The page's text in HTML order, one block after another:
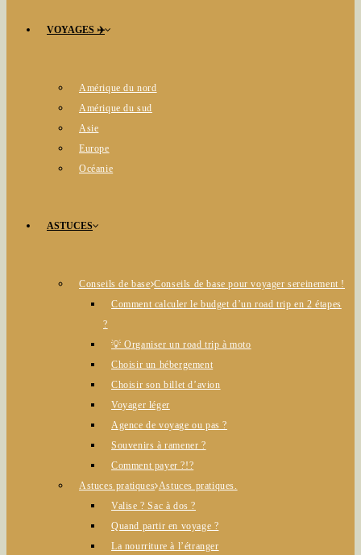
VOYAGES ✈️
Amérique du nord
Amérique du sud
Asie
Europe
Océanie
ASTUCES
Conseils de base Conseils de base pour voyager sereinement !
Comment calculer le budget d’un road trip en 2 étapes
?
💡 Organiser un road trip à moto
Choisir un hébergement
Choisir son billet d’avion
Voyager léger
Agence de voyage ou pas ?
Souvenirs à ramener ?
Comment payer ?!?
Astuces pratiques Astuces pratiques.
Valise ? Sac à dos ?
Quand partir en voyage ?
La nourriture à l’étranger